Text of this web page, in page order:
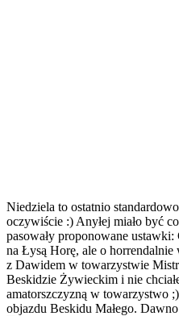
Niedziela to ostatnio
oczywiście :) Anyłej miało być
pasowały proponowane
na Łysą Horę, ale o horrendalnie
z Dawidem w towarzystwie
Beskidzie Żywieckim i nie
amatorszczyzną w towarzystwo
objazdu Beskidu Małego.